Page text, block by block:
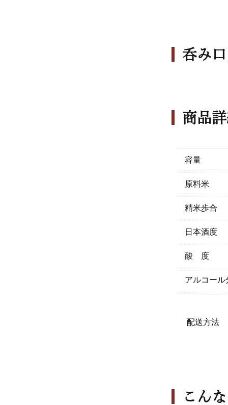
呑み口
商品
容量
原料米
精米歩合
日本酒度
酸 度
アルコール
配送方法
こん